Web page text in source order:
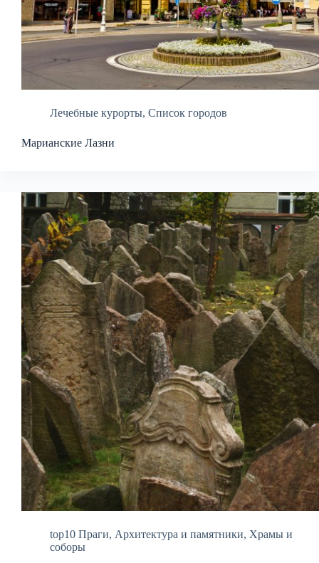
Лечебные курорты, Список городов
Марианские Лазни
top10 Праги, Архитектура и памятники, Храмы и
соборы